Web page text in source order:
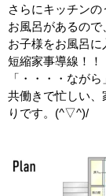
さらにキッチンの
お風呂があるので
お子様をお風呂に
短縮家事導線！！
「・・・・ながら
共働きで忙しい、
りです。(^▽^)/